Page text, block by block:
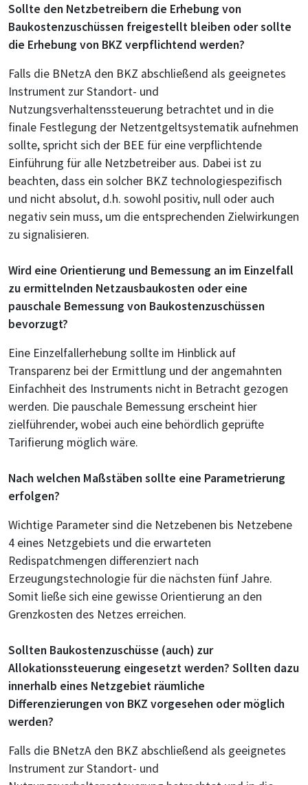
Sollte den Netzbetreibern die Erhebung von
Baukostenzuschüssen freigestellt bleiben oder sollte
die Erhebung von BKZ verpflichtend werden?
Falls die BNetzA den BKZ abschließend als geeignetes
Instrument zur Standort- und
Nutzungsverhaltenssteuerung betrachtet und in die
finale Festlegung der Netzentgeltsystematik aufnehmen
sollte, spricht sich der BEE für eine verpflichtende
Einführung für alle Netzbetreiber aus. Dabei ist zu
beachten, dass ein solcher BKZ technologiespezifisch
und nicht absolut, d.h. sowohl positiv, null oder auch
negativ sein muss, um die entsprechenden Zielwirkungen
zu signalisieren.
Wird eine Orientierung und Bemessung an im Einzelfall
zu ermittelnden Netzausbaukosten oder eine
pauschale Bemessung von Baukostenzuschüssen
bevorzugt?
Eine Einzelfallerhebung sollte im Hinblick auf
Transparenz bei der Ermittlung und der angemahnten
Einfachheit des Instruments nicht in Betracht gezogen
werden. Die pauschale Bemessung erscheint hier
zielführender, wobei auch eine behördlich geprüfte
Tarifierung möglich wäre.
Nach welchen Maßstäben sollte eine Parametrierung
erfolgen?
Wichtige Parameter sind die Netzebenen bis Netzebene
4 eines Netzgebiets und die erwarteten
Redispatchmengen differenziert nach
Erzeugungstechnologie für die nächsten fünf Jahre.
Somit ließe sich eine gewisse Orientierung an den
Grenzkosten des Netzes erreichen.
Sollten Baukostenzuschüsse (auch) zur
Allokationssteuerung eingesetzt werden? Sollten dazu
innerhalb eines Netzgebiet räumliche
Differenzierungen von BKZ vorgesehen oder möglich
werden?
Falls die BNetzA den BKZ abschließend als geeignetes
Instrument zur Standort- und